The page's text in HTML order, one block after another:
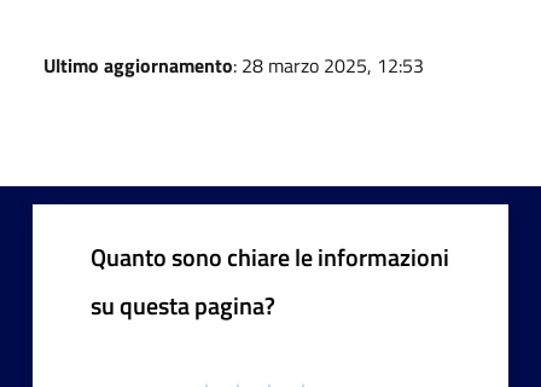
Ultimo aggiornamento: 28 marzo 2025, 12:53
Quanto sono chiare le informazioni
su questa pagina?